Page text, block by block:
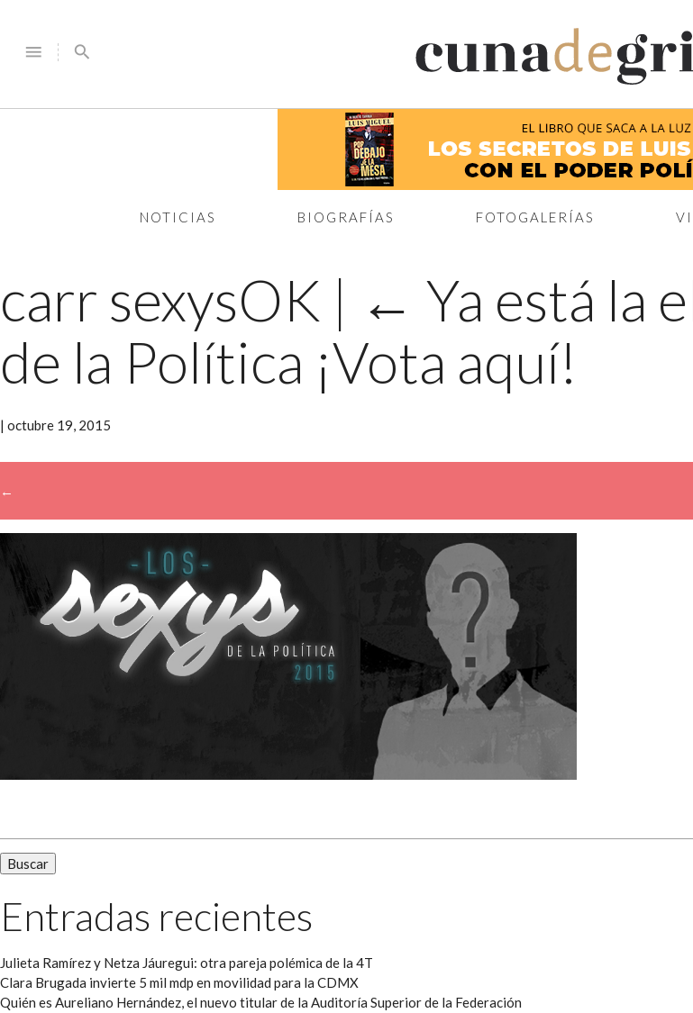
menu search
NOTICIAS BIOGRAFÍAS FOTOGALERÍAS
carr sexysOK | ← Ya está la
de la Política ¡Vota aquí!
| octubre 19, 2015
←
Entradas recientes
Julieta Ramírez y Netza Jáuregui: otra pareja polémica de la 4T
Clara Brugada invierte 5 mil mdp en movilidad para la CDMX
Quién es Aureliano Hernández, el nuevo titular de la Auditoría Superior de la Federación